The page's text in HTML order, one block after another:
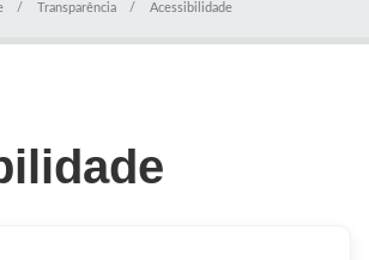
Transparência Acessibilidade